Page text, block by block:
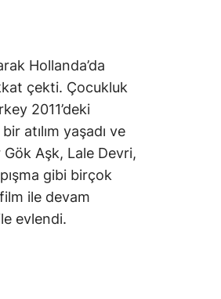
Hollanda’da
çekti. Çocukluk
2011’deki
atılım yaşadı ve
Aşk, Lale Devri,
gibi birçok
ile devam
evlendi.